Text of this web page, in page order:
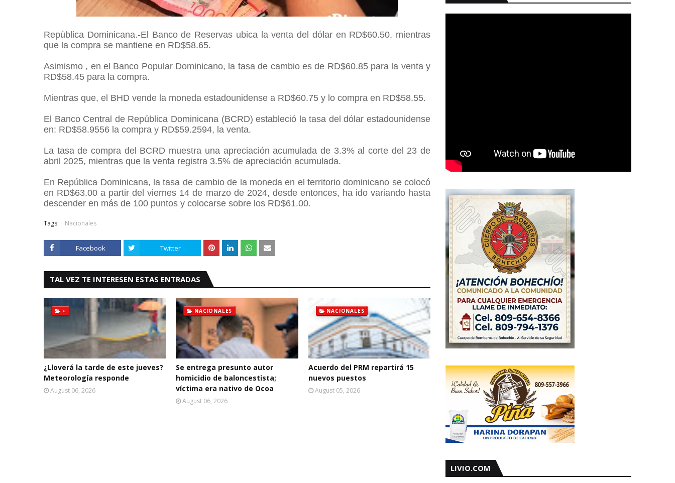
Repùblica Dominicana.-El Banco de Reservas ubica la venta del dólar en RD$60.50, mientras
que la compra se mantiene en RD$58.65.
Asimismo , en el Banco Popular Dominicano, la tasa de cambio es de RD$60.85 para la venta y
RD$58.45 para la compra.
Mientras que, el BHD vende la moneda estadounidense a RD$60.75 y lo compra en RD$58.55.
El Banco Central de República Dominicana (BCRD) estableció la tasa del dólar estadounidense
en: RD$58.9556 la compra y RD$59.2594, la venta.
La tasa de compra del BCRD muestra una apreciación acumulada de 3.3% al corte del 23 de
abril 2025, mientras que la venta registra 3.5% de apreciación acumulada.
En República Dominicana, la tasa de cambio de la moneda en el territorio dominicano se colocó
en RD$63.00 a partir del viernes 14 de marzo de 2024, desde entonces, ha ido variando hasta
descender en más de 100 puntos y colocarse sobre los RD$61.00.
Tags: Nacionales
Facebook Twitter
TAL VEZ TE INTERESEN ESTAS ENTRADAS
+
¿Lloverá la tarde de este jueves?
Meteorología responde
August 06, 2026
NACIONALES
Se entrega presunto autor
homicidio de baloncestista;
víctima era nativo de Ocoa
August 06, 2026
NACIONALES
Acuerdo del PRM repartirá 15
nuevos puestos
August 05, 2026
LIVIO.COM